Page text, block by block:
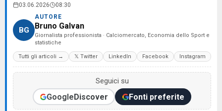
03.06.2026 08:30
BG
AUTORE
Bruno Galvan
Giornalista professionista · Calciomercato, Economia dello Sport e
statistiche
Tutti gli articoli → 𝕏 Twitter LinkedIn Facebook Instagram
Seguici su
GoogleDiscover Fonti preferite